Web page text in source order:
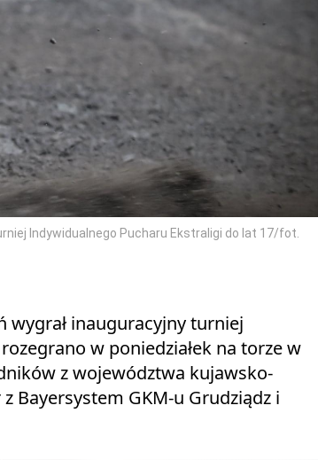
Indywidualnego Pucharu Ekstraligi do lat 17/fot.
wygrał inauguracyjny turniej
w poniedziałek na torze w
z województwa kujawsko-
Bayersystem GKM-u Grudziądz i